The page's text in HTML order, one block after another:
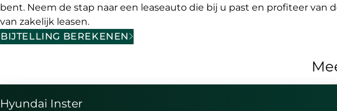
bent. Neem de stap naar een leaseauto die bij u past en profiteer van
van zakelijk leasen.
BIJTELLING BEREKENEN
Hyundai Inster